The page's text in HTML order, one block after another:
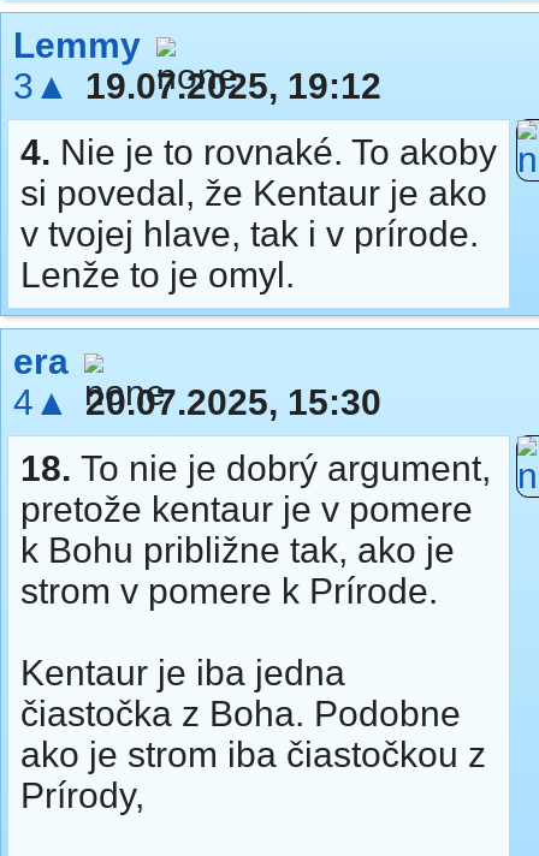
Lemmy
3▲
19.07.2025, 19:12
4. Nie je to rovnaké. To akoby
si povedal, že Kentaur je ako
v tvojej hlave, tak i v prírode.
Lenže to je omyl.
era
4▲
20.07.2025, 15:30
18. To nie je dobrý argument,
pretože kentaur je v pomere
k Bohu približne tak, ako je
strom v pomere k Prírode.
Kentaur je iba jedna
čiastočka z Boha. Podobne
ako je strom iba čiastočkou z
Prírody,